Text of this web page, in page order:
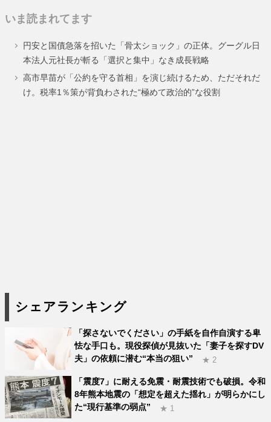
ー
ジ
ー
ジ
ー
ジ
ー
ジ
いま読まれてます
円安と国債急落を招いた「骨太ショック」の正体。グーグル日
本法人元社長が斬る「選択と集中」なき成長戦略
高市早苗が「公約を守る首相」を演じ続けるため、ただそれだ
け。税率1％策が背負わされた“極めて政治的”な役割
シェアランキング
「探さないでください」の手紙を自作自演する卑
怯な手口も。現役探偵が見抜いた「妻子を探すDV
夫」の依頼に潜む“本当の狙い”
★ 2
「震度7」に耐える免震・耐震技術でも破損。令和
8年熊本地震の「想定を超えた揺れ」が明らかにし
た“現行基準の弱点”
★ 1